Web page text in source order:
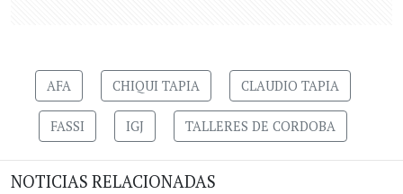
AFA CHIQUI TAPIA CLAUDIO TAPIA
FASSI IGJ TALLERES DE CORDOBA
NOTICIAS RELACIONADAS